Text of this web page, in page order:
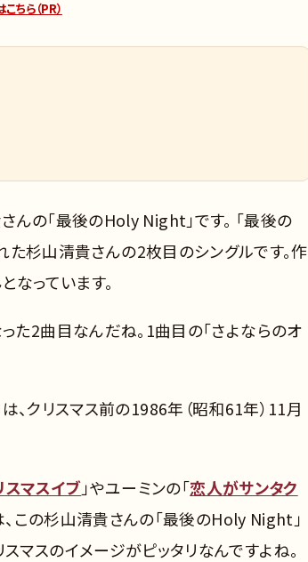
ちら（PR）
んの「最後のHoly Night」です。 「最後の
た杉山清貴さんの2枚目のシングルです。作
なっています。
た2曲目なんだね。1曲目の「さよならのオ
、クリスマス前の1986年（昭和61年）11月
スマスイブ」やユーミンの「恋人がサンタク
この杉山清貴さんの「最後のHoly Night」
マスのイメージがピッタリなんですよね。